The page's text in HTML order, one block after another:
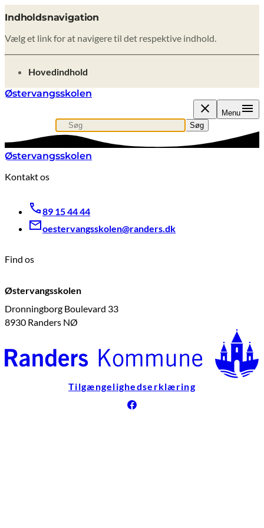
Indholdsnavigation
Vælg et link for at navigere til det respektive indhold.
gå til
Hovedindhold
Østervangsskolen
Menu
Søg efter indhold, nyheder eller artikler
Søg
Østervangsskolen
Kontakt os
89 15 44 44
oestervangsskolen@randers.dk
Find os
Østervangsskolen
Dronningborg Boulevard 33
8930 Randers NØ
Tilgængelighedserklæring